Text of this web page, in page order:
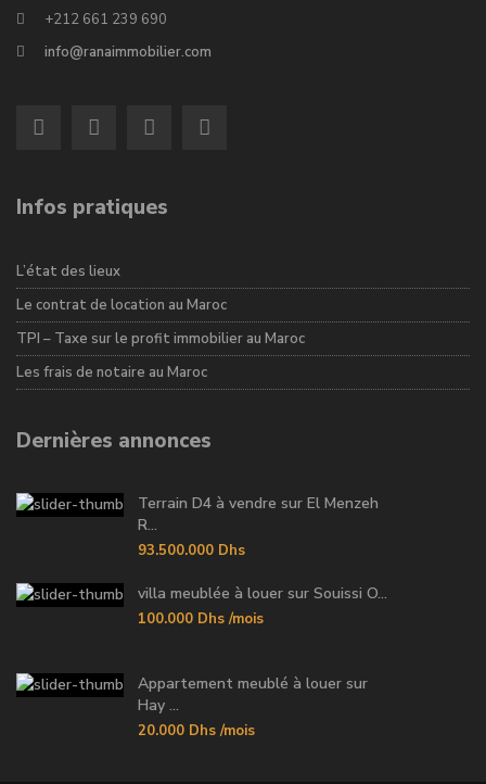
+212 661 239 690
info@ranaimmobilier.com
Infos pratiques
L’état des lieux
Le contrat de location au Maroc
TPI – Taxe sur le profit immobilier au Maroc
Les frais de notaire au Maroc
Dernières annonces
Terrain D4 à vendre sur El Menzeh
R...
93.500.000 Dhs
villa meublée à louer sur Souissi O...
100.000 Dhs /mois
Appartement meublé à louer sur
Hay ...
20.000 Dhs /mois